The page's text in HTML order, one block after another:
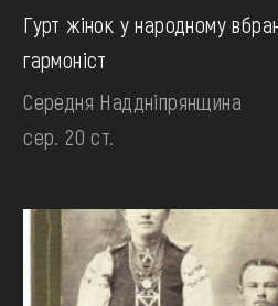
Гурт жінок у народному
гармоніст
Середня Наддніпрянщина
сер. 20 ст.